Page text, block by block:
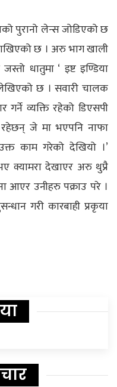
पुरानो लेन्स जोडिएको छ
छ । अरु भाग खाली
धातुमा ‘ इष्ट इण्डिया
छ । सवारी चालक
व्यक्ति रहेको डिएसपी
रहेछन् जे मा भएपनि नाफा
काम गरेको देखियो ।’
क्यामरा देखाएर अरु थुप्रै
आएर उनीहरु पक्राउ परे ।
गरी कारबाही प्रकृया